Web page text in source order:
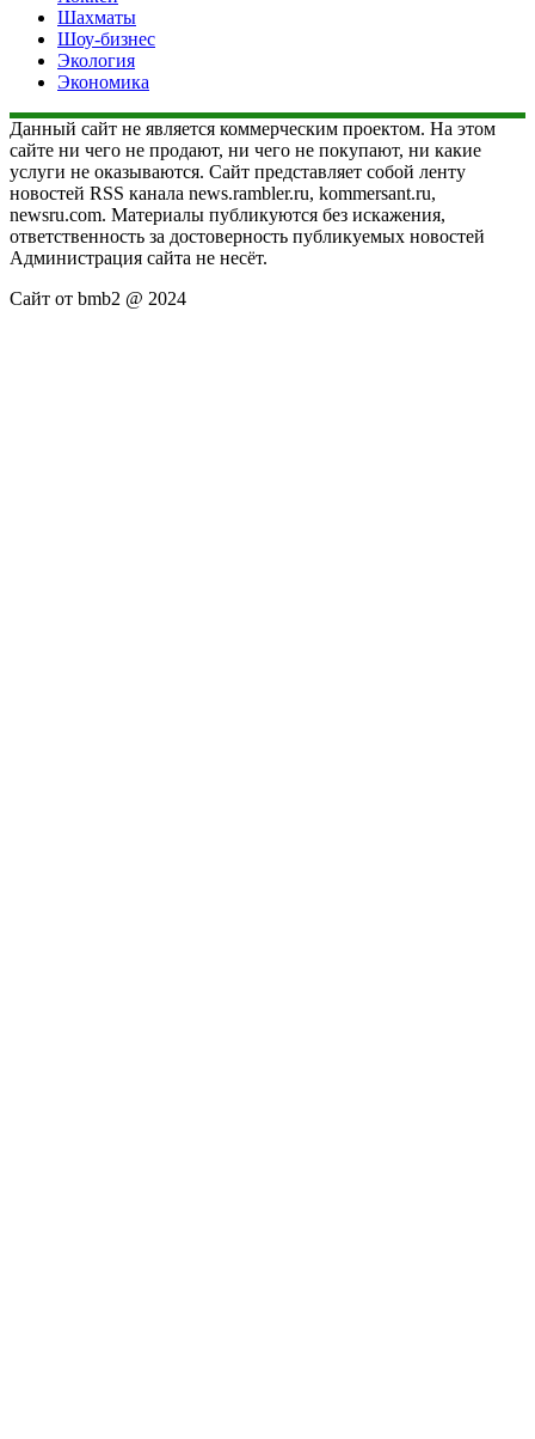
Шахматы
Шоу-бизнес
Экология
Экономика
Данный сайт не является коммерческим проектом. На этом
сайте ни чего не продают, ни чего не покупают, ни какие
услуги не оказываются. Сайт представляет собой ленту
новостей RSS канала news.rambler.ru, kommersant.ru,
newsru.com. Материалы публикуются без искажения,
ответственность за достоверность публикуемых новостей
Администрация сайта не несёт.
Сайт от bmb2 @ 2024